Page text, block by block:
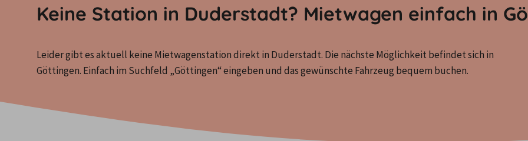
Keine Station in Duderstadt? Mietwagen einfach in
Leider gibt es aktuell keine Mietwagenstation direkt in Duderstadt. Die nächste Möglichkeit befindet sich in
Göttingen. Einfach im Suchfeld „Göttingen“ eingeben und das gewünschte Fahrzeug bequem buchen.